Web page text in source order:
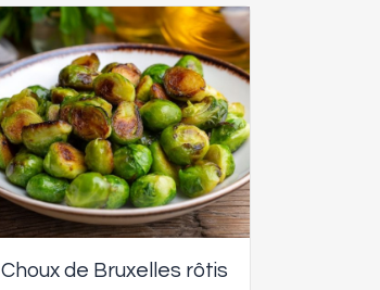
Choux de Bruxelles rôtis